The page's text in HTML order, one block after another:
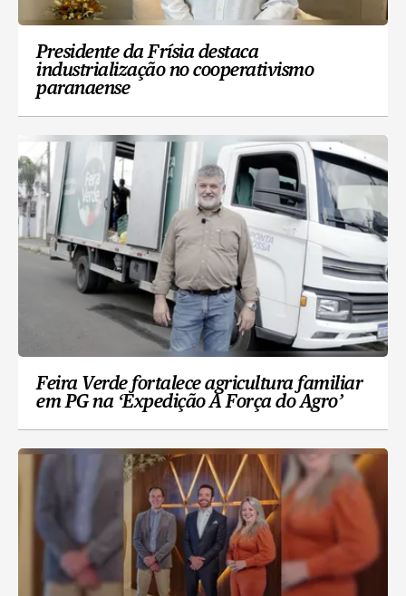
Presidente da Frísia destaca
industrialização no cooperativismo
paranaense
Feira Verde fortalece agricultura familiar
em PG na ‘Expedição A Força do Agro’